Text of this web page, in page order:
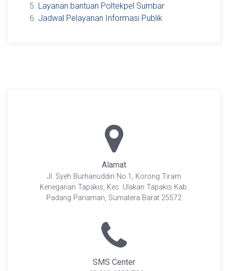
Layanan bantuan Poltekpel Sumbar
Jadwal Pelayanan Informasi Publik
Alamat
Jl. Syeh Burhanuddin No.1, Korong Tiram
Kenegarian Tapakis, Kec. Ulakan Tapakis Kab.
Padang Pariaman, Sumatera Barat 25572
SMS Center